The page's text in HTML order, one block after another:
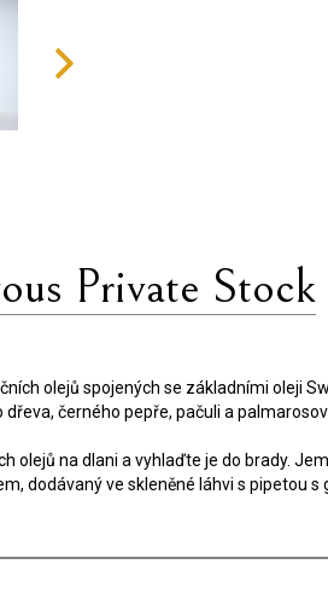
Private Stock
olejů spojených se základními oleji
černého pepře, pačuli a
olejů na dlani a vyhlaďte je do brady.
dodávaný ve skleněné láhvi s pipetou